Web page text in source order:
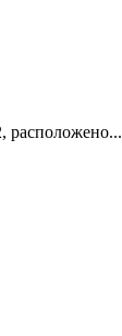
расположено...